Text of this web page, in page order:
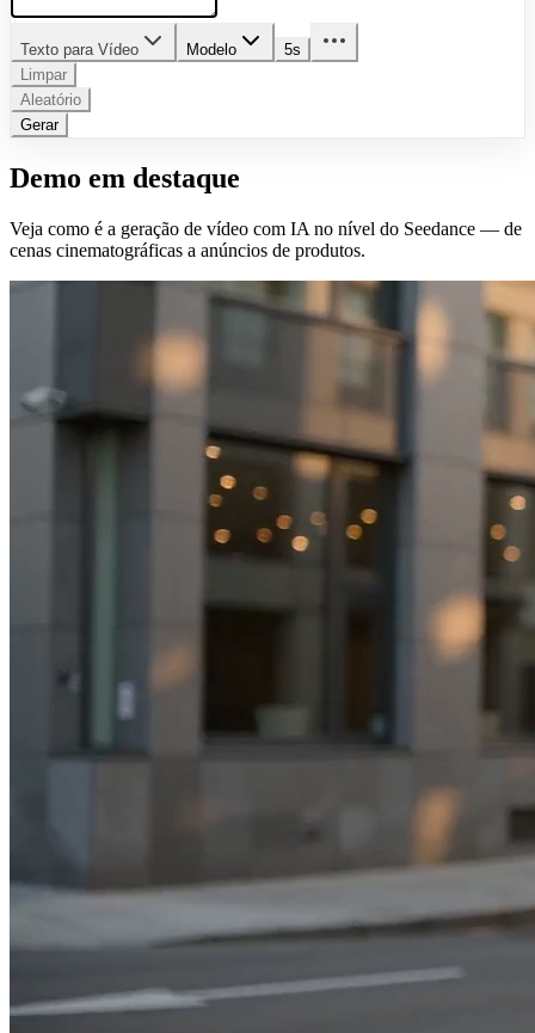
Texto para Vídeo Modelo
5s
Limpar
Aleatório
Gerar
Demo em destaque
Veja como é a geração de vídeo com IA no nível do Seedance — de
cenas cinematográficas a anúncios de produtos.